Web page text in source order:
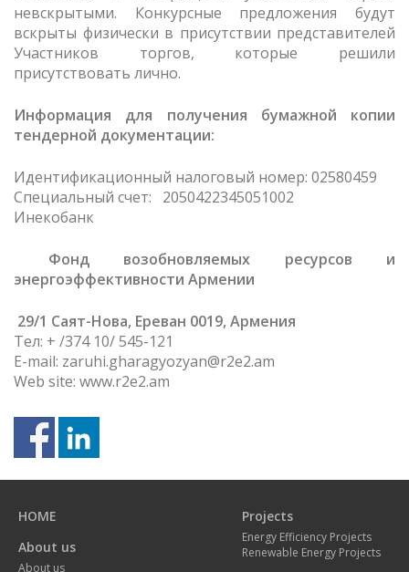
невскрытыми. Конкурсные предложения будут
вскрыты физически в присутствии представителей
Участников торгов, которые решили
присутствовать лично.
Информация для получения бумажной копии
тендерной документации:
Идентификационный налоговый номер: 02580459
Специальный счет: 2050422345051002
Инекобанк
Фонд возобновляемых ресурсов и
энергоэффективности Армении
29/1 Саят-Нова, Ереван 0019, Армения
Тел: + /374 10/ 545-121
E-mail: zaruhi.gharagyozyan@r2e2.am
Web site: www.r2e2.am
page
HOME
About us
About us
Projects
Energy Efficiency Projects
Renewable Energy Projects